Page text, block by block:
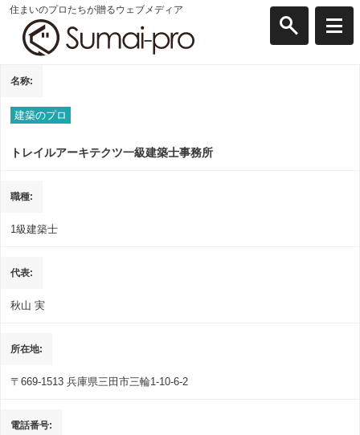
住まいのプロたちが贈るウェブメディア
名称
建築のプロ
トレイルアーキテクツ一級建築士事務所
職種
1級建築士
代表
秋山 実
所在地
〒669-1513 兵庫県三田市三輪1-10-6-2
電話番号